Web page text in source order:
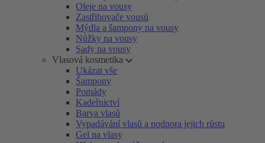
Oleje na vousy
Zastřihovače vousů
Mýdla a šampony na vousy
Nůžky na vousy
Sady na vousy
Vlasová kosmetika
Ukázat vše
Šampony
Pomády
Kadeřnictví
Barva vlasů
Vypadávání vlasů a podpora jejich růstu
Gel na vlasy